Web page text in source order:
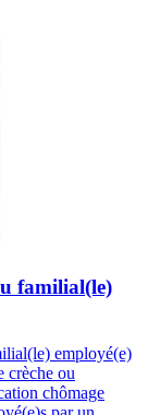
familial(le)
employé(e)
crèche ou
chômage